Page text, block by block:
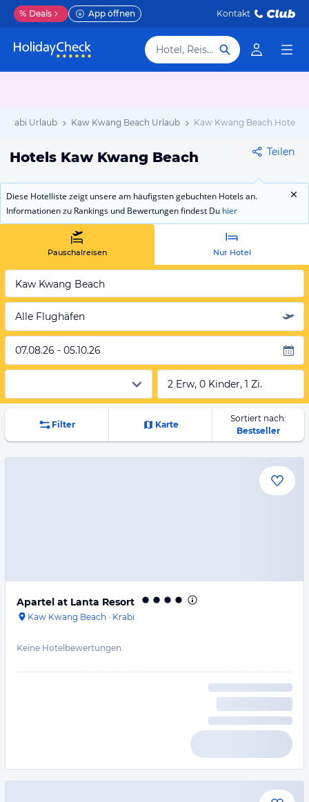
% Deals App öffnen Kontakt
Hotel, Reiseziel
Krabi Urlaub Kaw Kwang Beach Urlaub Kaw Kwang Beach Hotels
Hotels Kaw Kwang Beach Teilen
Diese Hotelliste zeigt unsere am häufigsten gebuchten Hotels an.
Informationen zu Rankings und Bewertungen findest Du hier
Pauschalreisen Nur Hotel
Kaw Kwang Beach
Alle Flughäfen
07.08.26 - 05.10.26
2 Erw, 0 Kinder, 1 Zi.
Filter Karte
Sortiert nach:
Bestseller
Apartel at Lanta Resort
Kaw Kwang Beach · Krabi
Keine Hotelbewertungen